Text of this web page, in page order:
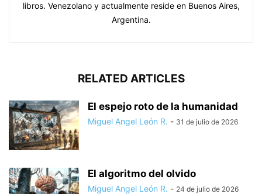
libros. Venezolano y actualmente reside en Buenos Aires,
Argentina.
RELATED ARTICLES
El espejo roto de la humanidad
Miguel Angel León R. - 31 de julio de 2026
El algoritmo del olvido
Miguel Angel León R. - 24 de julio de 2026